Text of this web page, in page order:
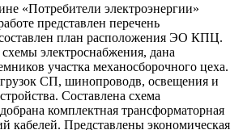
«Потребители электроэнергии»
представлен перечень
план расположения ЭО КПЦ.
электроснабжения, дана
участка механосборочного цеха.
СП, шинопроводв, освещения и
Составлена схема
комплектная трансформаторная
кабелей. Представлены экономическая